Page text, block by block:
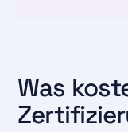
Was